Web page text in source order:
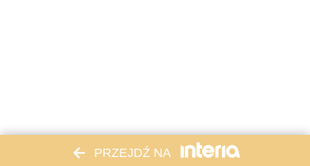
PRZEJDŹ NA